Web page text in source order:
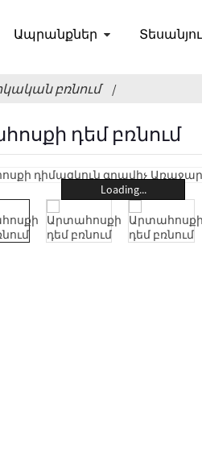
Ապրանքներ
բռնում
դեմ բռնում
Loading...